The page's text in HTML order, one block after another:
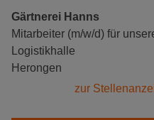
Gärtnerei Hanns
Mitarbeiter (m/w/d) für
Logistikhalle
Herongen
zur